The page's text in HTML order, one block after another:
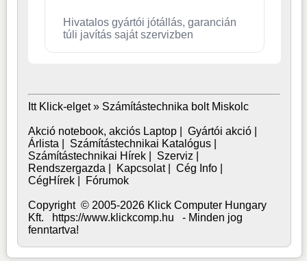
Hivatalos gyártói jótállás, garancián
túli javítás saját szervizben
Itt Klick-elget » Számítástechnika bolt Miskolc
Akció notebook, akciós Laptop| Gyártói akció|
Árlista
Számítástechnikai Katalógus|
Számítástechnikai Hírek| Szerviz
Rendszergazda
Kapcsolat| Cég Info|
CégHírek| Fórumok
Copyright © 2005-2026 Klick Computer Hungary
Kft. https://www.klickcomp.hu - Minden jog
fenntartva!